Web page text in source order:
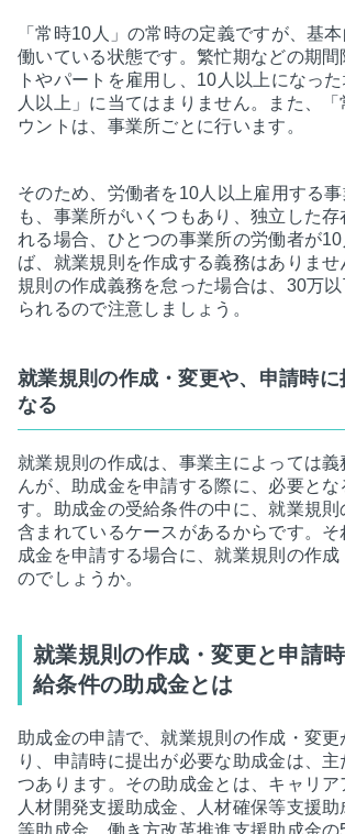
「常時10人」の常時の定義ですが、基
働いている状態です。繁忙期などの期間
トやパートを雇用し、10人以上になっ
人以上」に当てはまりません。また、
ウントは、事業所ごとに行います。
そのため、労働者を10人以上雇用する
も、事業所がいくつもあり、独立した存
れる場合、ひとつの事業所の労働者が
ば、就業規則を作成する義務はありませ
規則の作成義務を怠った場合は、30万
られるので注意しましょう。
就業規則の作成・変更や、申請時に
なる
就業規則の作成は、事業主によっては
んが、助成金を申請する際に、必要とな
す。助成金の受給条件の中に、就業規
含まれているケースがあるからです。そ
成金を申請する場合に、就業規則の作
のでしょうか。
就業規則の作成・変更と申請
給条件の助成金とは
助成金の申請で、就業規則の作成・変更
り、申請時に提出が必要な助成金は、
つあります。その助成金とは、キャリア
人材開発支援助成金、人材確保等支援